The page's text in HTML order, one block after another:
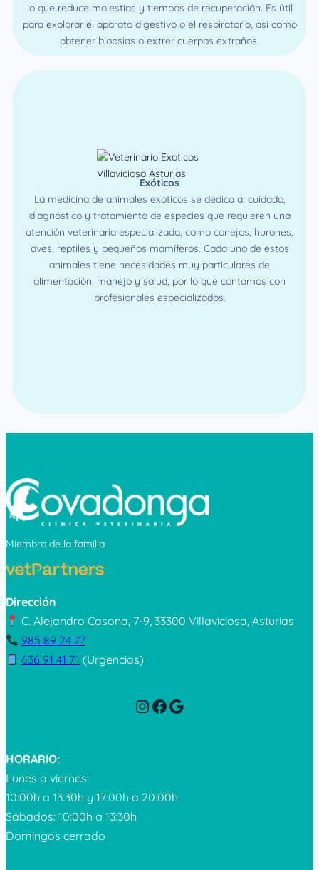
lo que reduce molestias y tiempos de recuperación. Es útil
para explorar el aparato digestivo o el respiratorio, así como
obtener biopsias o extrer cuerpos extraños.
Exóticos
La medicina de animales exóticos se dedica al cuidado,
diagnóstico y tratamiento de especies que requieren una
atención veterinaria especializada, como conejos, hurones,
aves, reptiles y pequeños mamíferos. Cada uno de estos
animales tiene necesidades muy particulares de
alimentación, manejo y salud, por lo que contamos con
profesionales especializados.
Miembro de la familia
Dirección
C. Alejandro Casona, 7-9, 33300 Villaviciosa, Asturias
985 89 24 77
636 91 41 71 (Urgencias)
InstagramFacebook Google
HORARIO:
Lunes a viernes:
10:00h a 13:30h y 17:00h a 20:00h
Sábados: 10:00h a 13:30h
Domingos cerrado